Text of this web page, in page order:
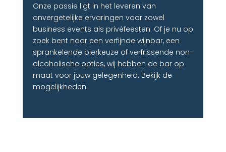
Onze passie ligt in het leveren van
onvergetelijke ervaringen voor zowel
business events als privéfeesten. Of je nu op
zoek bent naar een verfijnde wijnbar, een
sprankelende bierkeuze of verfrissende non-
alcoholische opties, wij hebben de bar op
maat voor jouw gelegenheid. Bekijk de
mogelijkheden.